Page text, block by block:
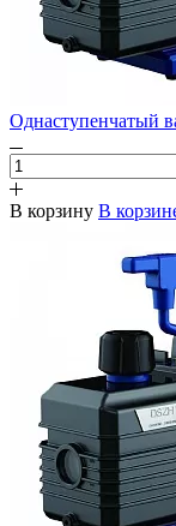
Однаступенчатый
В корзину В